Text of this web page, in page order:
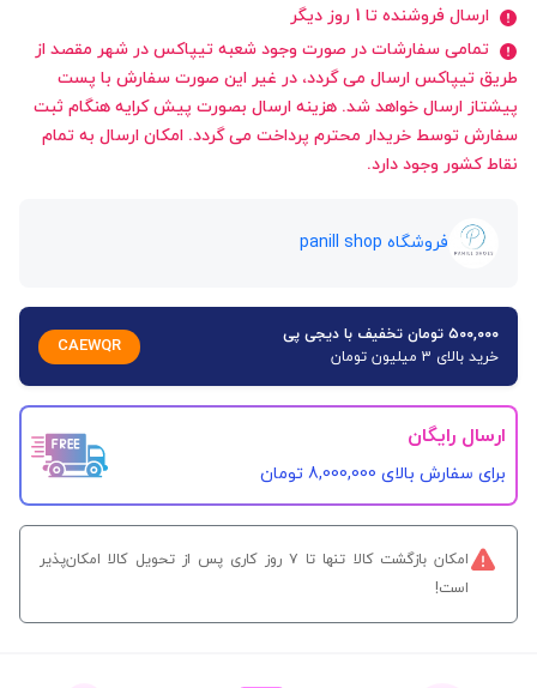
ارسال فروشنده تا 1 روز دیگر
تمامی سفارشات در صورت وجود شعبه تیپاکس در شهر مقصد از
طریق تیپاکس ارسال می گردد، در غیر این صورت سفارش با پست
پیشتاز ارسال خواهد شد. هزینه ارسال بصورت پیش کرایه هنگام ثبت
سفارش توسط خریدار محترم پرداخت می گردد. امکان ارسال به تمام
نقاط کشور وجود دارد.
فروشگاه panill shop
۵۰۰,۰۰۰ تومان تخفیف با دیجی پی
خرید بالای 3 میلیون تومان
CAEWQR
ارسال رایگان
برای سفارش‌ بالای 8,000,000 تومان
امکان بازگشت کالا تنها تا ۷ روز کاری پس از تحویل کالا امکان‌پذیر
است!